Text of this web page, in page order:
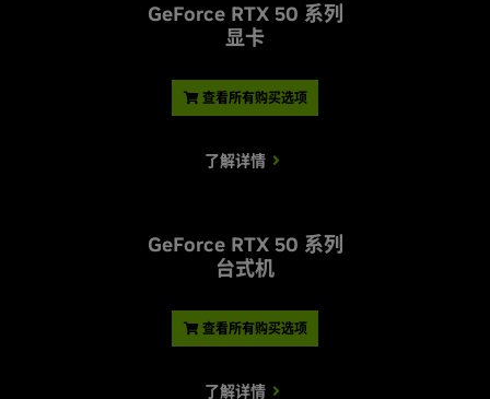
GeForce RTX 50 系列
显卡
查看所有购买选项
了解详情
GeForce RTX 50 系列
台式机
查看所有购买选项
了解详情